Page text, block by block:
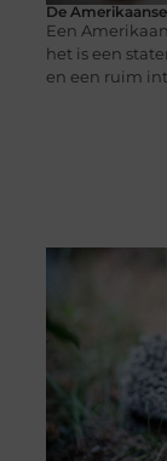
De
Een
het is een
en een ruim